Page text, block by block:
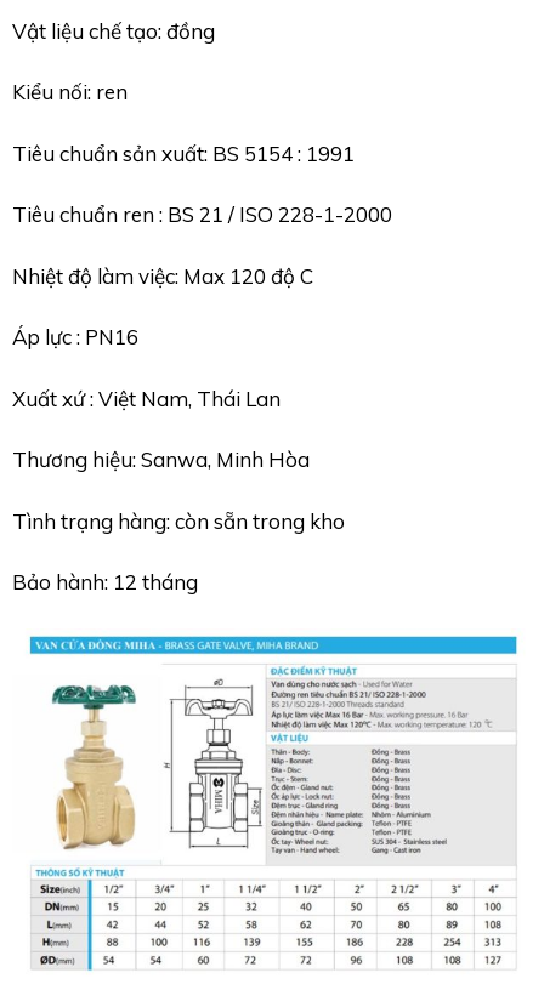
Vật liệu chế tạo: đồng
Kiểu nối: ren
Tiêu chuẩn sản xuất: BS 5154 : 1991
Tiêu chuẩn ren : BS 21 / ISO 228-1-2000
Nhiệt độ làm việc: Max 120 độ C
Áp lực : PN16
Xuất xứ : Việt Nam, Thái Lan
Thương hiệu: Sanwa, Minh Hòa
Tình trạng hàng: còn sẵn trong kho
Bảo hành: 12 tháng